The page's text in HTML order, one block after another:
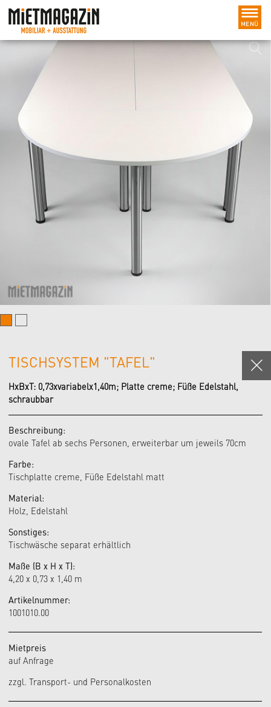
TISCHSYSTEM "TAFEL"
HxBxT: 0,73xvariabelx1,40m; Platte creme; Füße Edelstahl,
schraubbar
Beschreibung:
ovale Tafel ab sechs Personen, erweiterbar um jeweils 70cm
Farbe:
Tischplatte creme, Füße Edelstahl matt
Material:
Holz, Edelstahl
Sonstiges:
Tischwäsche separat erhältlich
Maße (B x H x T):
4,20 x 0,73 x 1,40 m
Artikelnummer:
1001010.00
Mietpreis
auf Anfrage
zzgl. Transport- und Personalkosten